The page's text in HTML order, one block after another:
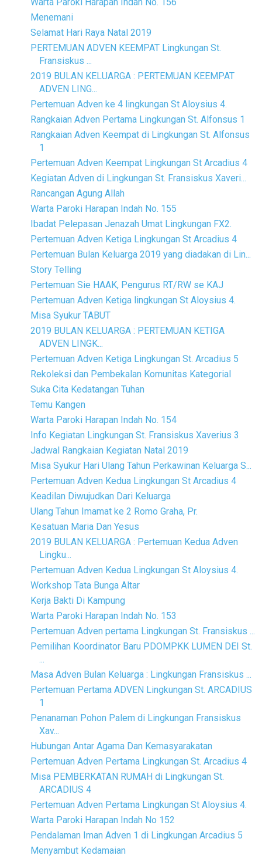
Menemani
Selamat Hari Raya Natal 2019
PERTEMUAN ADVEN KEEMPAT Lingkungan St.
Fransiskus ...
2019 BULAN KELUARGA : PERTEMUAN KEEMPAT
ADVEN LING...
Pertemuan Adven ke 4 lingkungan St Aloysius 4.
Rangkaian Adven Pertama Lingkungan St. Alfonsus 1
Rangkaian Adven Keempat di Lingkungan St. Alfonsus
1
Pertemuan Adven Keempat Lingkungan St Arcadius 4
Kegiatan Adven di Lingkungan St. Fransiskus Xaveri...
Rancangan Agung Allah
Warta Paroki Harapan Indah No. 155
Ibadat Pelepasan Jenazah Umat Lingkungan FX2.
Pertemuan Adven Ketiga Lingkungan St Arcadius 4
Pertemuan Bulan Keluarga 2019 yang diadakan di Lin...
Story Telling
Pertemuan Sie HAAK, Pengurus RT/RW se KAJ
Pertemuan Adven Ketiga lingkungan St Aloysius 4.
Misa Syukur TABUT
2019 BULAN KELUARGA : PERTEMUAN KETIGA
ADVEN LINGK...
Pertemuan Adven Ketiga Lingkungan St. Arcadius 5
Rekoleksi dan Pembekalan Komunitas Kategorial
Suka Cita Kedatangan Tuhan
Temu Kangen
Warta Paroki Harapan Indah No. 154
Info Kegiatan Lingkungan St. Fransiskus Xaverius 3
Jadwal Rangkaian Kegiatan Natal 2019
Misa Syukur Hari Ulang Tahun Perkawinan Keluarga S...
Pertemuan Adven Kedua Lingkungan St Arcadius 4
Keadilan Diwujudkan Dari Keluarga
Ulang Tahun Imamat ke 2 Romo Graha, Pr.
Kesatuan Maria Dan Yesus
2019 BULAN KELUARGA : Pertemuan Kedua Adven
Lingku...
Pertemuan Adven Kedua Lingkungan St Aloysius 4.
Workshop Tata Bunga Altar
Kerja Bakti Di Kampung
Warta Paroki Harapan Indah No. 153
Pertemuan Adven pertama Lingkungan St. Fransiskus ...
Pemilihan Koordinator Baru PDOMPKK LUMEN DEI St.
...
Masa Adven Bulan Keluarga : Lingkungan Fransiskus ...
Pertemuan Pertama ADVEN Lingkungan St. ARCADIUS
1
Penanaman Pohon Palem di Lingkungan Fransiskus
Xav...
Hubungan Antar Agama Dan Kemasyarakatan
Pertemuan Adven Pertama Lingkungan St. Arcadius 4
Misa PEMBERKATAN RUMAH di Lingkungan St.
ARCADIUS 4
Pertemuan Adven Pertama Lingkungan St Aloysius 4.
Warta Paroki Harapan Indah No 152
Pendalaman Iman Adven 1 di Lingkungan Arcadius 5
Menyambut Kedamaian